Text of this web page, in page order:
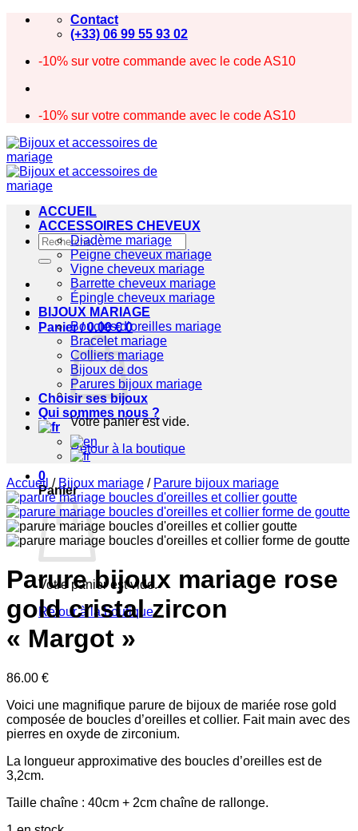
Passer
Contact
(+33) 06 99 55 93 02
-10% sur votre commande avec le code AS10
-10% sur votre commande avec le code AS10
Recherche
pour :
Panier /0.00€ 0
Votre panier est vide.
Retour à la boutique
0
Panier
Votre panier est vide.
Retour à la boutique
ACCUEIL
ACCESSOIRES CHEVEUX
Diadème mariage
Peigne cheveux mariage
Vigne cheveux mariage
Barrette cheveux mariage
Épingle cheveux mariage
BIJOUX MARIAGE
Boucles d’oreilles mariage
Bracelet mariage
Colliers mariage
Bijoux de dos
Parures bijoux mariage
Choisir ses bijoux
Qui sommes nous ?
Accueil / Bijoux mariage / Parure bijoux mariage
Parure bijoux mariage rose
gold cristal zircon
« Margot »
86.00 €
Voici une magnifique parure de bijoux de mariée rose gold
composée de boucles d’oreilles et collier. Fait main avec des
pierres en oxyde de zirconium.
La longueur approximative des boucles d’oreilles est de
3,2cm.
Taille chaîne : 40cm + 2cm chaîne de rallonge.